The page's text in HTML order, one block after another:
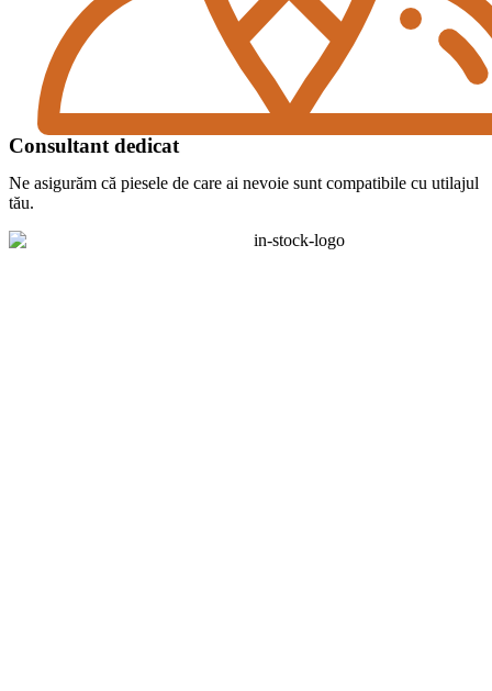
Consultant dedicat
Ne asigurăm că piesele de care ai nevoie sunt compatibile cu utilajul
tău.